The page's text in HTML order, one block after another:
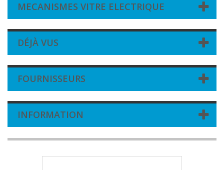
MECANISMES VITRE ELECTRIQUE
DÉJÀ VUS
FOURNISSEURS
INFORMATION